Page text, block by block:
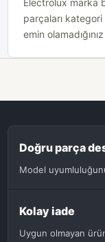
parçaları
emin
Doğru parça
Model
Kolay iade
Uygun olmayan